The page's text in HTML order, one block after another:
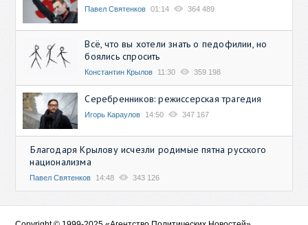
Павел Святенков 01:14 364 489
Всё, что вы хотели знать о педофилии, но
боялись спросить
Константин Крылов 11:30 359 198
Серебренников: режиссерская трагедия
Игорь Караулов 14:50 347 167
Благодаря Крылову исчезли родимые пятна русского
национализма
Павел Святенков 14:48 343 126